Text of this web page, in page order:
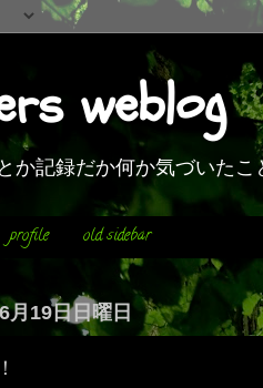
weblog
か記録だか何か気づいた
profile old sidebar
月19日日曜日